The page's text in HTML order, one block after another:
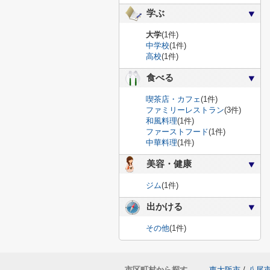
学ぶ
大学(1件)
中学校(1件)
高校(1件)
食べる
喫茶店・カフェ(1件)
ファミリーレストラン(3件)
和風料理(1件)
ファーストフード(1件)
中華料理(1件)
美容・健康
ジム(1件)
出かける
その他(1件)